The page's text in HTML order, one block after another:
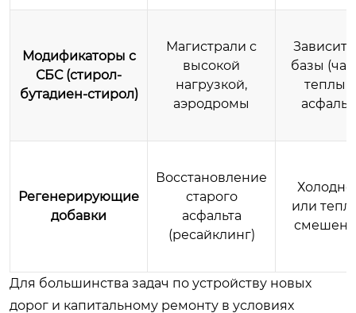
Модификаторы с
СБС (стирол-
бутадиен-стирол)
Магистрали с
высокой
нагрузкой,
аэродромы
Зависит
базы
теплый
Регенерирующие
добавки
Восстановление
старого
асфальта
(ресайклинг)
или
Для большинства задач по устройству новых
дорог и капитальному ремонту в условиях